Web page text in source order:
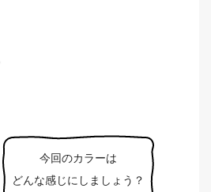
今回のカラーは
どんな感じにしましょう？